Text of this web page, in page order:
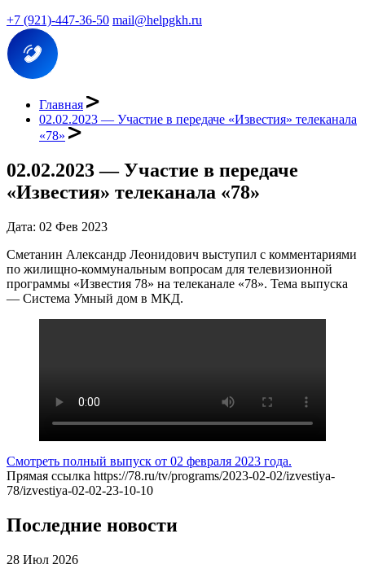
+7 (921)-447-36-50 mail@helpgkh.ru
Главная
02.02.2023 — Участие в передаче «Известия» телеканала
«78»
02.02.2023 — Участие в передаче
«Известия» телеканала «78»
Дата: 02 Фев 2023
Сметанин Александр Леонидович выступил с комментариями
по жилищно-коммунальным вопросам для телевизионной
программы «Известия 78» на телеканале «78». Тема выпуска
— Система Умный дом в МКД.
Смотреть полный выпуск от 02 февраля 2023 года.
Прямая ссылка https://78.ru/tv/programs/2023-02-02/izvestiya-
78/izvestiya-02-02-23-10-10
Последние новости
28 Июл 2026